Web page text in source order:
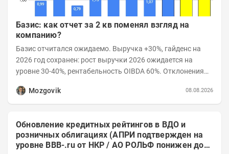
Базис: как отчет за 2 кв поменял взгляд на
компанию?
Базис отчитался ожидаемо. Выручка +30%, гайденс на
2026 год сохранен: рост выручки 2026 ожидается на
уровне 30-40%, рентабельность OIBDA 60%. Отклонения
Mozgovik
08.08.2026
Обновление кредитных рейтингов в ВДО и
розничных облигациях (АПРИ подтвержден на
уровне BBB-.ru от НКР / АО РОЛЬФ понижен до